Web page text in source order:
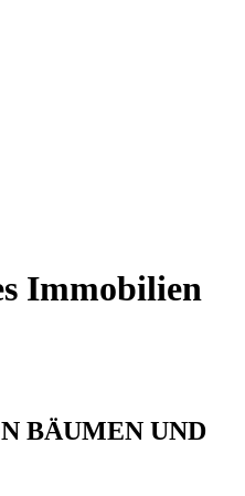
Immobilien
BÄUMEN UND